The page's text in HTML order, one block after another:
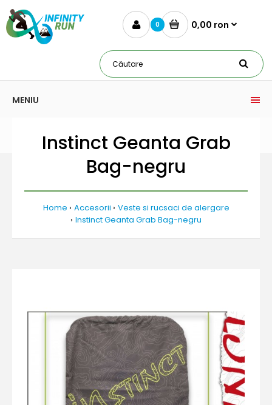
0 0,00 ron
MENIU
Instinct Geanta Grab
Bag-negru
Home Accesorii
Veste si rucsaci de alergare
Instinct Geanta Grab Bag-negru